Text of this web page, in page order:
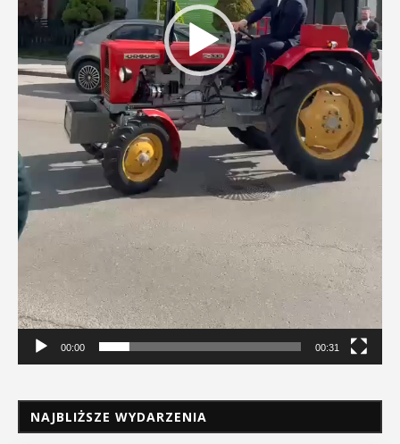
00:00 00:31
NAJBLIŻSZE WYDARZENIA